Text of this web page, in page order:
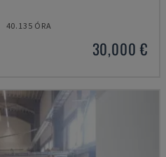
40.135 ÓRA
30,000 €